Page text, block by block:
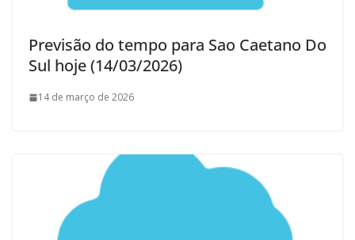
Previsão do tempo para Sao Caetano Do
Sul hoje (14/03/2026)
14 de março de 2026